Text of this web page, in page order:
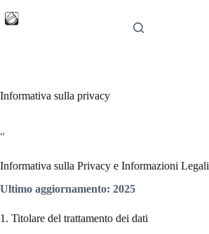
al
Informativa sulla privacy
“
Informativa sulla Privacy e Informazioni Legali
Ultimo aggiornamento: 2025
1. Titolare del trattamento dei dati